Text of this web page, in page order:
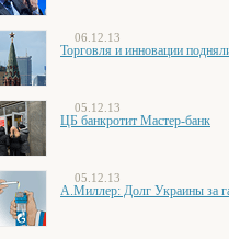
06.12.13
Торговля и инновации
05.12.13
ЦБ банкротит Мастер-банк
05.12.13
А.Миллер: Долг Украины за